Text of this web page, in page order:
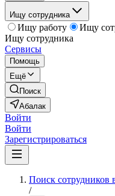
Ищу сотрудника
Ищу работу
Ищу
Ищу сотрудника
Сервисы
Помощь
Ещё
Поиск
Абалак
Войти
Войти
Зарегистрироваться
Поиск сотрудников
/